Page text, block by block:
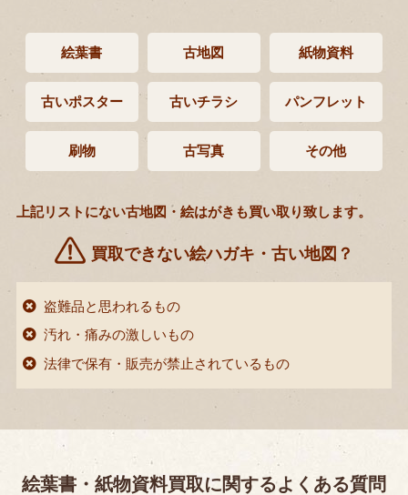
絵葉書 古地図 紙物資料
古いポスター 古いチラシ パンフレット
刷物 古写真 その他
上記リストにない古地図・絵はがきも買い取り致します。
買取できない絵ハガキ・古い地図？
盗難品と思われるもの
汚れ・痛みの激しいもの
法律で保有・販売が禁止されているもの
絵葉書・紙物資料買取に関するよくある質問